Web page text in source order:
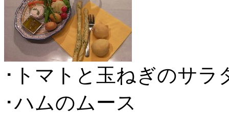
･トマトと玉ねぎのサラ
･ハムのムース